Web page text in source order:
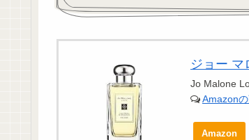
ジョー マ
Jo Malone
Amazon
Amazon